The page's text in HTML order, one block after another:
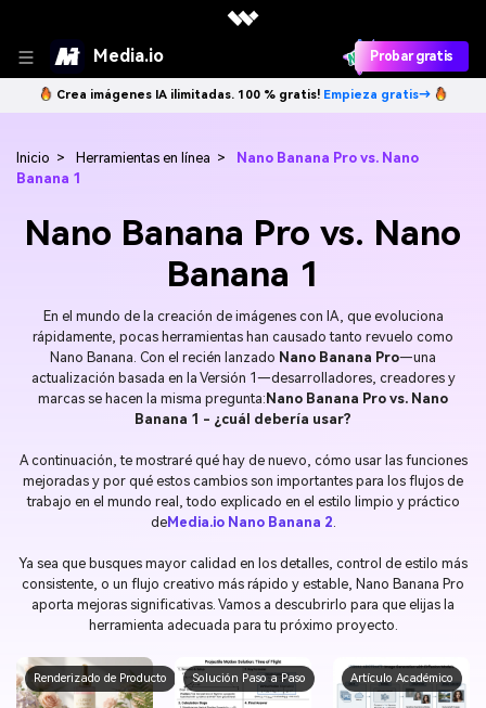
Media.io Probar gratis
Crea imágenes IA ilimitadas. 100 % gratis! Empieza gratis→
Inicio > Herramientas en línea >
Nano Banana Pro vs. Nano
Banana 1
Nano Banana Pro vs. Nano
Banana 1
En el mundo de la creación de imágenes con IA, que evoluciona
rápidamente, pocas herramientas han causado tanto revuelo como
Nano Banana. Con el recién lanzado Nano Banana Pro—una
actualización basada en la Versión 1—desarrolladores, creadores y
marcas se hacen la misma pregunta: Nano Banana Pro vs. Nano
Banana 1 - ¿cuál debería usar?
A continuación, te mostraré qué hay de nuevo, cómo usar las funciones
mejoradas y por qué estos cambios son importantes para los flujos de
trabajo en el mundo real, todo explicado en el estilo limpio y práctico
deMedia.io Nano Banana 2
Ya sea que busques mayor calidad en los detalles, control de estilo más
consistente, o un flujo creativo más rápido y estable, Nano Banana Pro
aporta mejoras significativas. Vamos a descubrirlo para que elijas la
herramienta adecuada para tu próximo proyecto.
Renderizado de Producto Solución Paso a Paso Artículo Académico